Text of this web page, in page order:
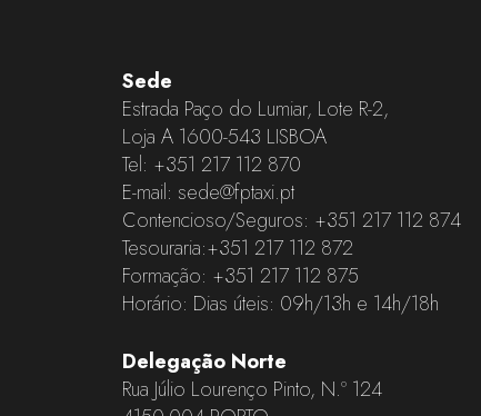
Sede
Estrada Paço do Lumiar, Lote R-2,
Loja A 1600-543 LISBOA
Tel: +351 217 112 870
E-mail: sede@fptaxi.pt
Contencioso/Seguros: +351 217 112 874
Tesouraria:+351 217 112 872
Formação: +351 217 112 875
Horário: Dias úteis: 09h/13h e 14h/18h
Delegação Norte
Rua Júlio Lourenço Pinto, N.º 124